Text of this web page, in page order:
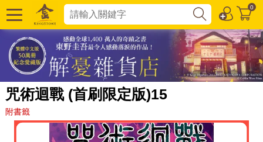
0
咒術迴戰 (首刷限定版)15
附書籤